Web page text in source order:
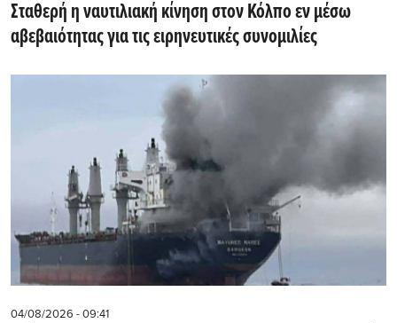
Σταθερή η ναυτιλιακή κίνηση στον Κόλπο εν μέσω
αβεβαιότητας για τις ειρηνευτικές συνομιλίες
04/08/2026 - 09:41